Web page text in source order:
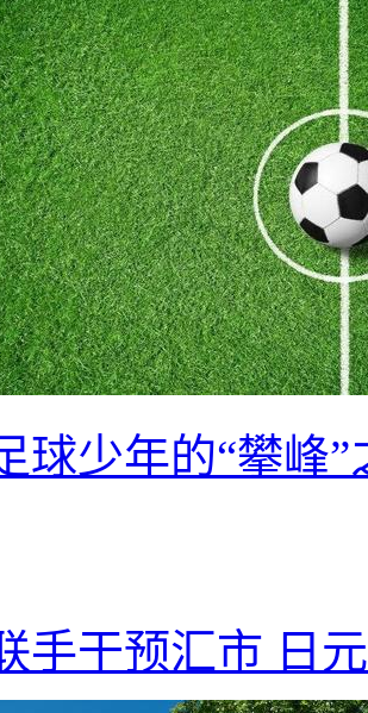
球少年的“攀峰
手干预汇市 日